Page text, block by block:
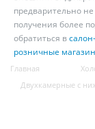
предварительно
получения более
обратиться в
розничные
Главная
Двухкамерные с